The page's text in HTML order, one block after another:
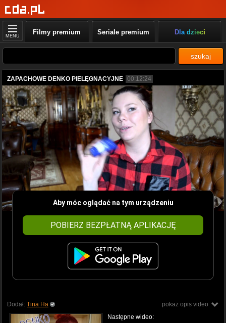
MENU Filmy premium Seriale premium Dla dzieci
szukaj
ZAPACHOWE DENKO PIELĘGNACYJNE 00:12:24
Aby móc oglądać na tym urządzeniu
POBIERZ BEZPŁATNĄ APLIKACJĘ
pokaż opis video
Dodał: Tina Ha
Następne wideo: